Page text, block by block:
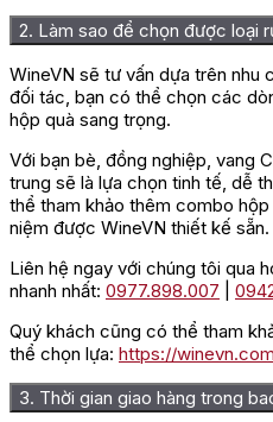
2. Làm sao để chọn được loại
WineVN sẽ tư vấn dựa trên nhu
đối tác, bạn có thể chọn các
hộp quà sang trọng.
Với bạn bè, đồng nghiệp, vang
trung sẽ là lựa chọn tinh tế, dễ
thể tham khảo thêm combo
niệm được WineVN thiết kế sẵn.
Liên hệ ngay với chúng tôi qua
nhanh nhất: 0977.898.007
Quý khách cũng có thể tham
thể chọn lựa: https://
3. Thời gian giao hàng trong